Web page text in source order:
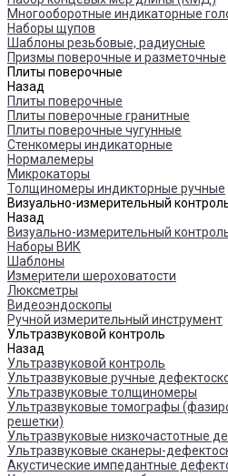
Многооборотные индикаторные
Наборы щупов
Шаблоны резьбовые, радиусные
Призмы поверочные и разметочные
Плиты поверочные
Назад
Плиты поверочные
Плиты поверочные гранитные
Плиты поверочные чугунные
Стенкомеры индикаторные
Нормалемеры
Микрокаторы
Толщиномеры индикторные ручные
Визуально-измерительный
Назад
Визуально-измерительный
Наборы ВИК
Шаблоны
Измерители шероховатости
Люксметры
Видеоэндоскопы
Ручной измерительный инструмент
Ультразвуковой контроль
Назад
Ультразвуковой контроль
Ультразвуковые ручные
Ультразвуковые толщиномеры
Ультразвуковые томографы
решетки)
Ультразвуковые низкочастотные
Ультразвуковые сканеры-
Акустические импедантные